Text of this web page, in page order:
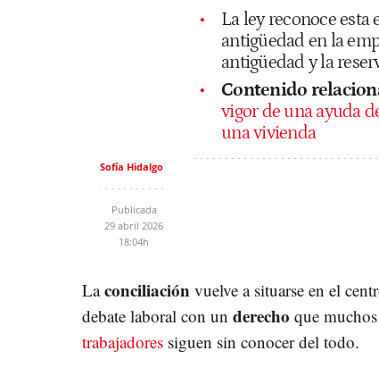
La ley reconoce
antigüedad en la
antigüedad y la
Contenido
vigor de una ayuda
una vivienda
Sofía Hidalgo
Publicada
29 abril 2026
18:04h
Laconciliación vuelve a situarse en el
debate laboral con un derecho que muchos
trabajadores siguen sin conocer del todo.